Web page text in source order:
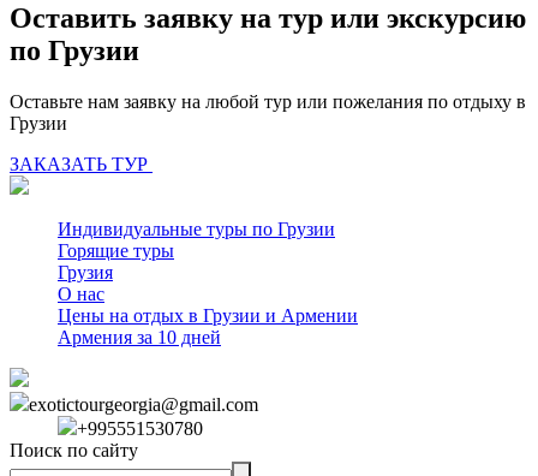
Оставить заявку на тур или экскурсию
по Грузии
Оставьте нам заявку на любой тур или пожелания по отдыху в
Грузии
ЗАКАЗАТЬ ТУР
Индивидуальные туры по Грузии
Горящие туры
Грузия
О нас
Цены на отдых в Грузии и Армении
Армения за 10 дней
exotictourgeorgia@gmail.com
+995551530780
Поиск по сайту